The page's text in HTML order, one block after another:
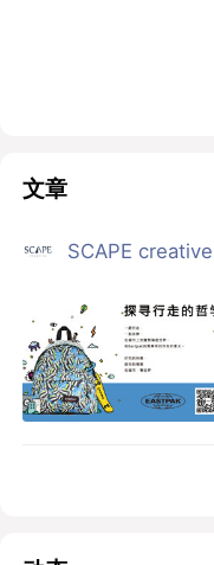
文章
SCAPE creative 上海